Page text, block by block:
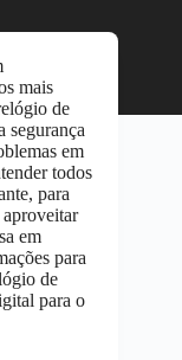
mais
de
segurança
em
todos
para
em
para
de
para o